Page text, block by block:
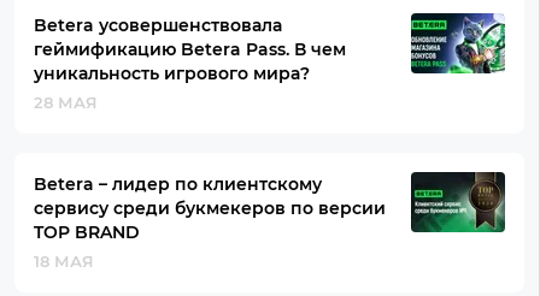
Betera усовершенствовала
геймификацию Betera Pass. В чем
уникальность игрового мира?
28 МАЯ
Betera – лидер по клиентскому
сервису среди букмекеров по версии
TOP BRAND
18 МАЯ